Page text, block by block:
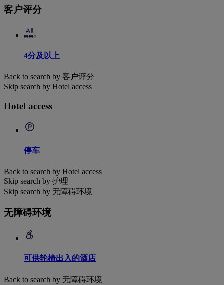
客户评分
4分及以上
Back to search by 客户评分
Skip search by Hotel access
Hotel access
停车
Back to search by Hotel access
Skip search by 护理
Skip search by 无障碍环境
无障碍环境
可供轮椅出入的酒店
Back to search by 无障碍环境